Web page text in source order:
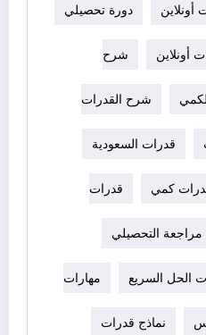
أونلاين دورة تحصيلي
أونلاين شرح
شرح القدرات
قدرات السعودية
كمي قدرات
مراجعة التحصيلي
الحل السريع مهارات
نماذج قدرات